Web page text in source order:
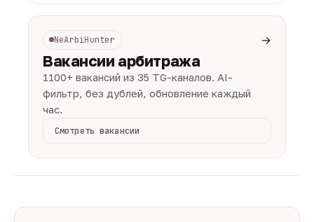
NeArbiHunter →
Вакансии арбитража
1100+ вакансий из 35 TG-каналов. AI-
фильтр, без дублей, обновление каждый
час.
Смотреть вакансии